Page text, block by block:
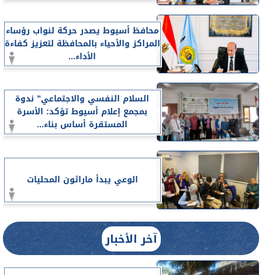
محافظ أسيوط يصدر حركة لنواب رؤساء
المراكز والأحياء بالمحافظة لتعزيز كفاءة
الأداء...
السلام النفسي والاجتماعي” ندوة
بمجمع إعلام أسيوط تؤكد: الأسرة
المستقرة أساس بناء...
الوعي يبدأ ماراثون المحليات
آخر الأخبار